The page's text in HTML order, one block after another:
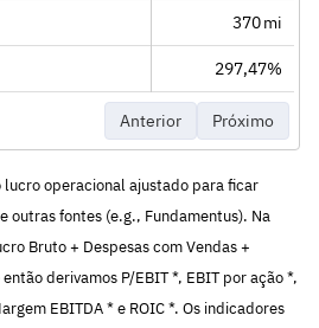
370 mi
297,47%
Anterior Próximo
lucro operacional ajustado para ficar
outras fontes (e.g., Fundamentus). Na
Bruto + Despesas com Vendas +
derivamos P/EBIT *, EBIT por ação *,
EBITDA * e ROIC *. Os indicadores